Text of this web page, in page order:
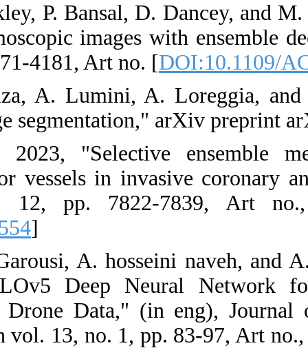
52. M. Goyal,
segmentation
Access, vol. 8,
53. L. Nanni,
ensembles in
54. J. Park
segmentation
Phys, vol.
55. A.
"Improving
Outdoor
Technology,